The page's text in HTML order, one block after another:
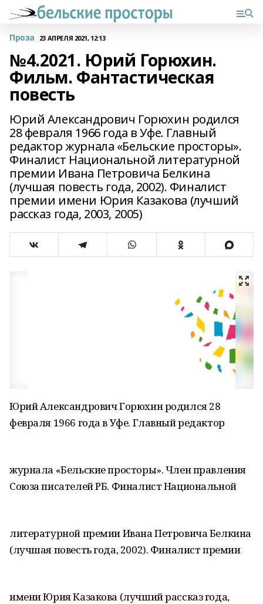
Проза 23 АПРЕЛЯ 2021, 12:13
№4.2021. Юрий Горюхин.
Фильм. Фантастическая
повесть
Юрий Александрович Горюхин родился
28 февраля 1966 года в Уфе. Главный
редактор журнала «Бельские просторы».
Финалист Национальной литературной
премии Ивана Петровича Белкина
(лучшая повесть года, 2002). Финалист
премии имени Юрия Казакова (лучший
рассказ года, 2003, 2005)
Юрий Александрович Горюхин родился 28
февраля 1966 года в Уфе. Главный редактор
журнала «Бельские просторы». Член правления
Союза писателей РБ. Финалист Национальной
литературной премии Ивана Петровича Белкина
(лучшая повесть года, 2002). Финалист премии
имени Юрия Казакова (лучший рассказ года,